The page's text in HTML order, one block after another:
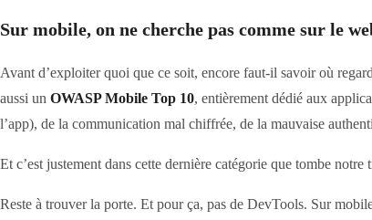
Sur mobile, on ne cherche pas comme sur le
Avant d’exploiter quoi que ce soit, encore faut-il savoir où
aussi un OWASP Mobile Top 10, entièrement dédié aux
l’app), de la communication mal chiffrée, de la mauvaise
Et c’est justement dans cette dernière catégorie que tombe
Reste à trouver la porte. Et pour ça, pas de DevTools. Sur